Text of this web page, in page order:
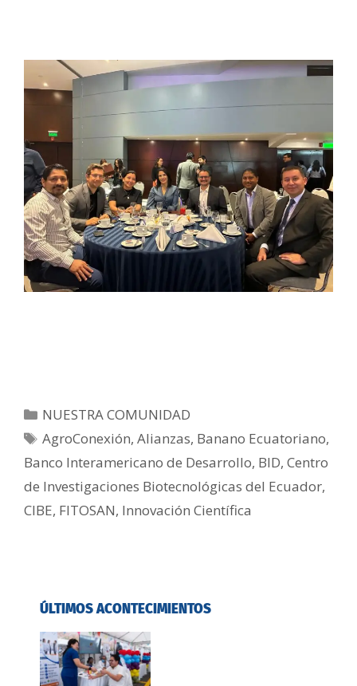
NUESTRA COMUNIDAD
AgroConexión,Alianzas, Banano Ecuatoriano,
Banco Interamericano de Desarrollo, BID, Centro
de Investigaciones Biotecnológicas del Ecuador,
CIBE, FITOSAN, Innovación Científica
ÚLTIMOS ACONTECIMIENTOS